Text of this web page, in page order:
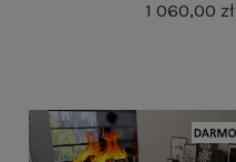
1 060,00 zł